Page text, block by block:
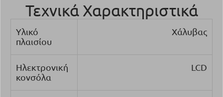
Τεχνικά Χαρακτηριστικά
Υλικό
πλαισίου
Χάλυβας
Ηλεκτρονική
κονσόλα
LCD